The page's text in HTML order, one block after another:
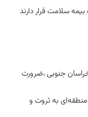
جنوبی ،ضرورت
به ثروت و